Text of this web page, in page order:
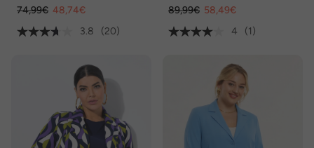
74,99€ 48,74€
3.8
(20)
89,99€ 58,49€
4
(1)